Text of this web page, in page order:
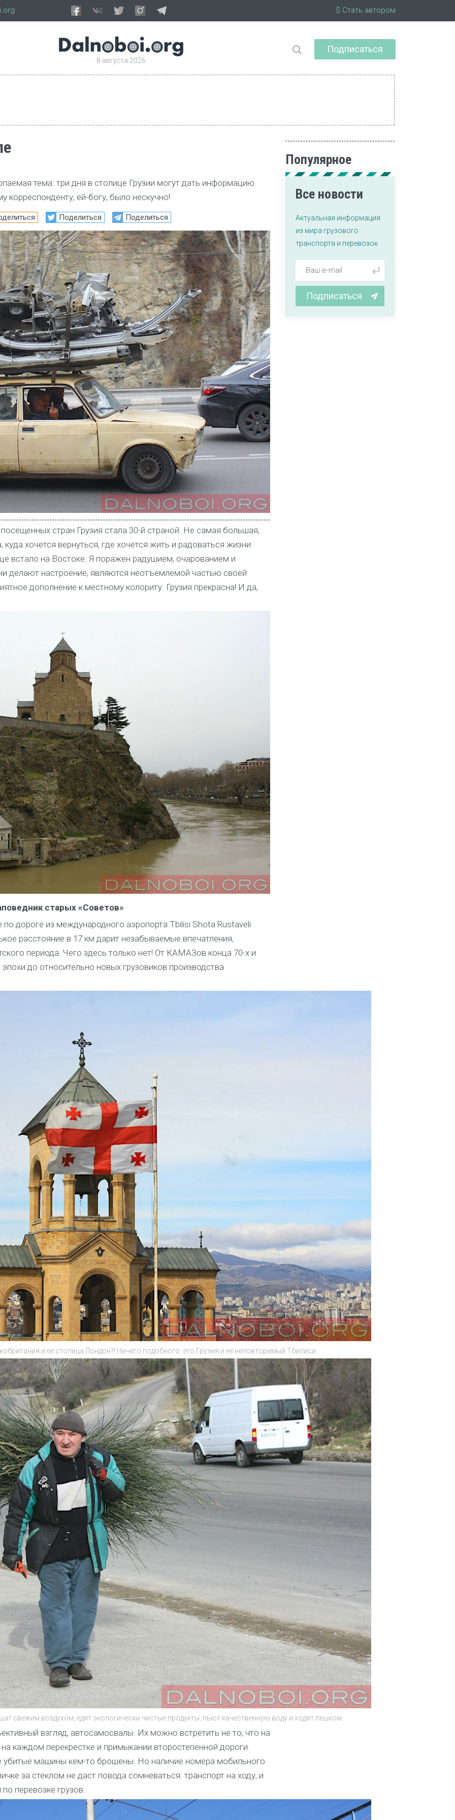
$ Стать автором
8 августа 2026
Подписаться
тема: три дня в столице Грузии могут дать информацию
ей-богу, было нескучно!
Поделиться Поделиться
стран Грузия стала 30-й страной. Не самая большая,
хочется вернуться, где хочется жить и радоваться жизни
встало на Востоке. Я поражен радушием, очарованием и
делают настроение, являются неотъемлемой частью своей
дополнение к местному колориту. Грузия прекрасна! И да,
старых «Советов»
дороге из международного аэропорта Tbilisi Shota Rustaveli
расстояние в 17 км дарит незабываемые впечатления,
периода. Чего здесь только нет! От КАМАЗов конца 70-х и
до относительно новых грузовиков производства
и ее столица Лондон?! Ничего подобного: это Грузия и ее неповторимый Тбилиси.
свежим воздухом, едят экологически чистые продукты, пьют качественную воду и ходят пешком.
взгляд, автосамосвалы. Их можно встретить не то, что на
каждом перекрестке и примыкании второстепенной дороги.
убитые машины кем-то брошены. Но наличие номера мобильного
за стеклом не даст повода сомневаться: транспорт на ходу, и
перевозке грузов.
Популярное
Все новости
Актуальная информация
из мира грузового
транспорта и перевозок
Подписаться